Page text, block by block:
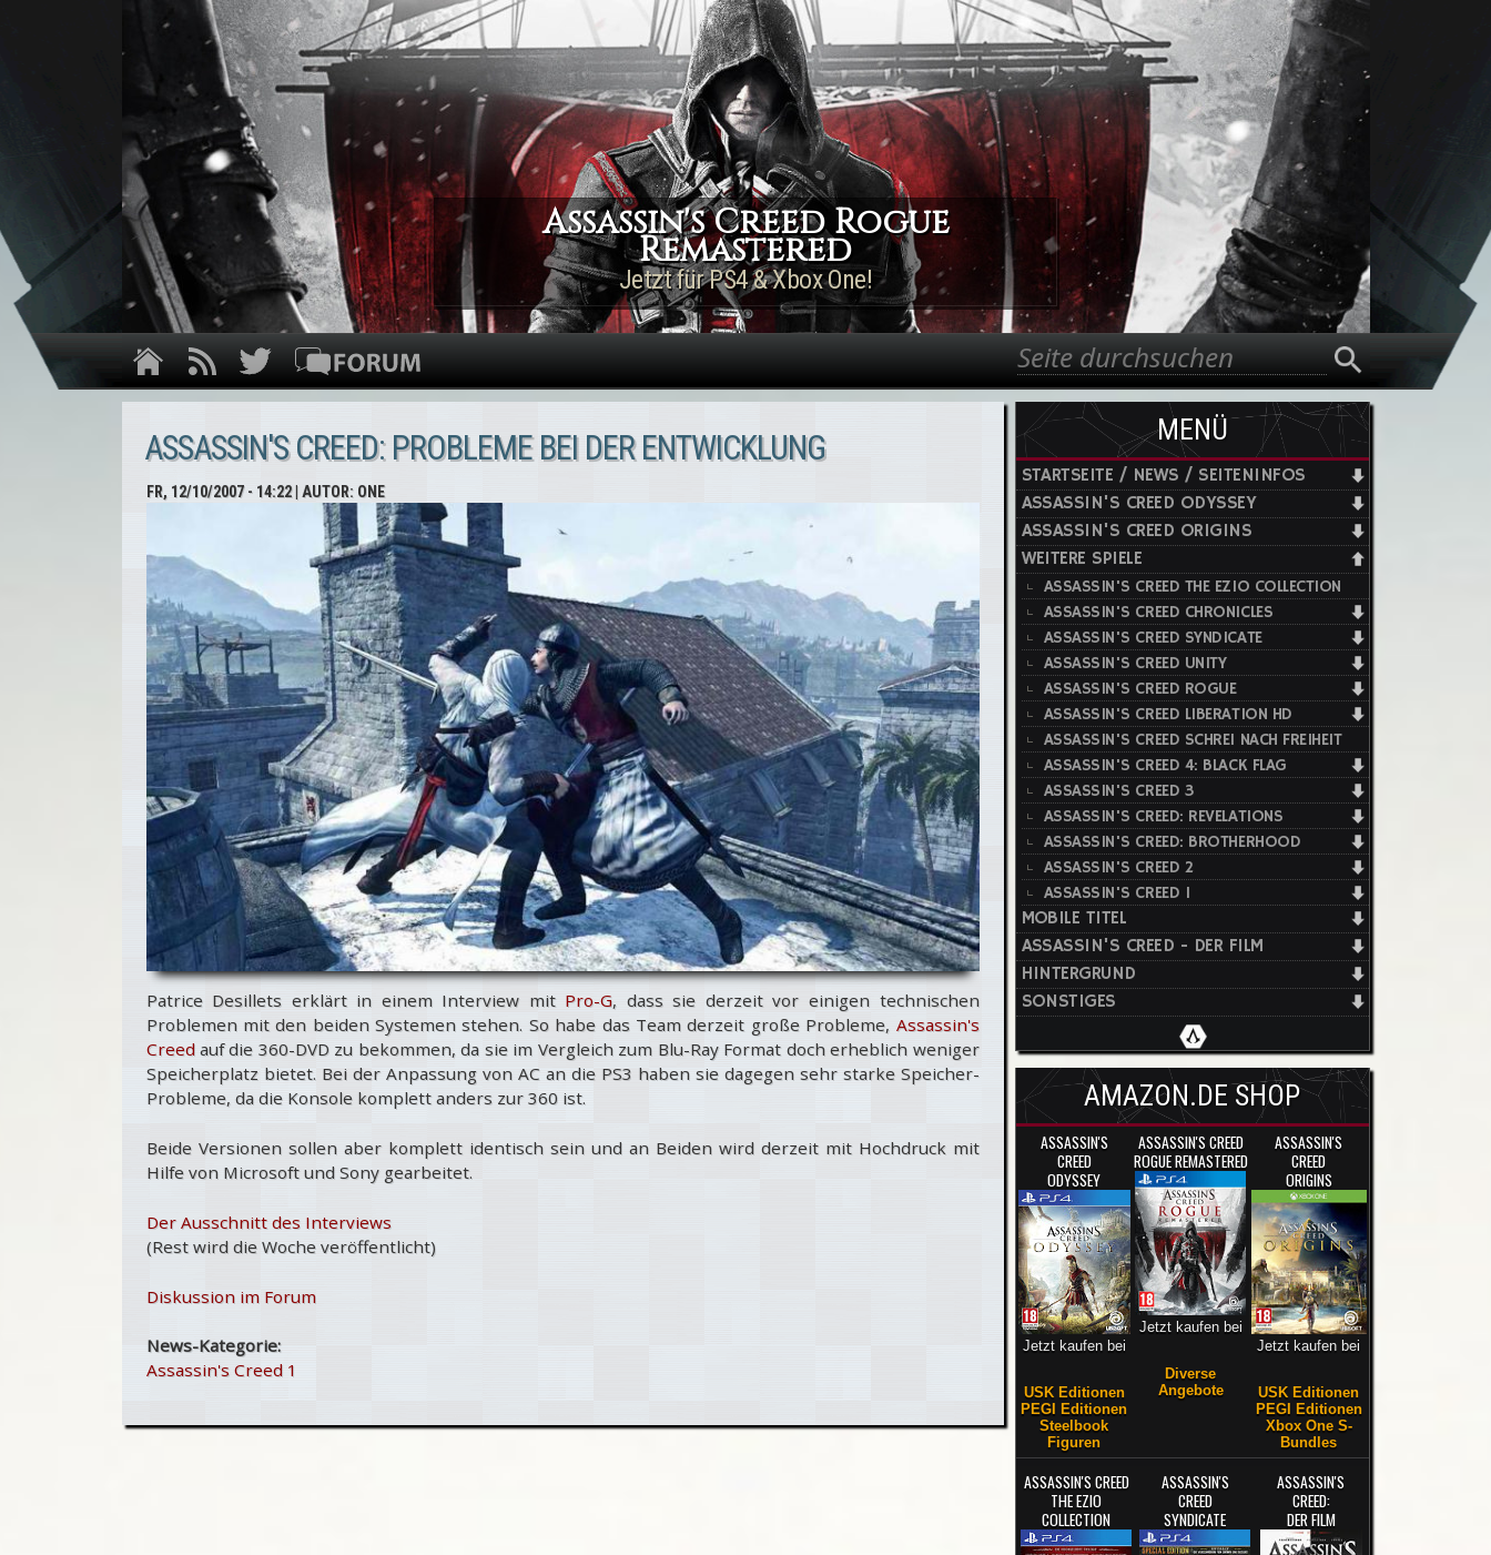
Direkt zum Inhalt
Assassin's Creed Rogue
Remastered
Jetzt für PS4 & Xbox One!
Suchformular
Suche
ASSASSIN'S CREED: PROBLEME BEI DER ENTWICKLUNG
FR, 12/10/2007 - 14:22| AUTOR: ONE
Patrice Desillets erklärt in einem Interview mit Pro-G, dass sie derzeit vor einigen technischen
Problemen mit den beiden Systemen stehen. So habe das Team derzeit große Probleme, Assassin's
Creedauf die 360-DVD zu bekommen, da sie im Vergleich zum Blu-Ray Format doch erheblich weniger
Speicherplatz bietet. Bei der Anpassung von AC an die PS3 haben sie dagegen sehr starke Speicher-
Probleme, da die Konsole komplett anders zur 360 ist.
Beide Versionen sollen aber komplett identisch sein und an Beiden wird derzeit mit Hochdruck mit
Hilfe von Microsoft und Sony gearbeitet.
Der Ausschnitt des Interviews
(Rest wird die Woche veröffentlicht)
Diskussion im Forum
News-Kategorie:
Assassin's Creed 1
MENÜ
STARTSEITE / NEWS / SEITENINFOS
ASSASSIN'S CREED ODYSSEY
ASSASSIN'S CREED ORIGINS
WEITERE SPIELE
ASSASSIN'S CREED THE EZIO COLLECTION
ASSASSIN'S CREED CHRONICLES
ASSASSIN'S CREED SYNDICATE
ASSASSIN'S CREED UNITY
ASSASSIN'S CREED ROGUE
ASSASSIN'S CREED LIBERATION HD
ASSASSIN'S CREED SCHREI NACH FREIHEIT
ASSASSIN'S CREED 4: BLACK FLAG
ASSASSIN'S CREED 3
ASSASSIN'S CREED: REVELATIONS
ASSASSIN'S CREED: BROTHERHOOD
ASSASSIN'S CREED 2
ASSASSIN'S CREED 1
MOBILE TITEL
ASSASSIN'S CREED - DER FILM
HINTERGRUND
SONSTIGES
AMAZON.DE SHOP
ASSASSIN'S
CREED
ODYSSEY
Jetzt kaufen bei
USK Editionen
PEGI Editionen
Steelbook
Figuren
ASSASSIN'S CREED
ROGUE REMASTERED
Jetzt kaufen bei
Diverse
Angebote
ASSASSIN'S
CREED
ORIGINS
Jetzt kaufen bei
USK Editionen
PEGI Editionen
Xbox One S-
Bundles
ASSASSIN'S CREED
THE EZIO
COLLECTION
ASSASSIN'S
CREED
SYNDICATE
ASSASSIN'S
CREED:
DER FILM